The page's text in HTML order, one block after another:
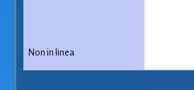
Non in linea